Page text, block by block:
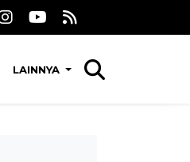
LAINNYA